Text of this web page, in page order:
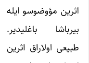
اثرین مؤوضوسو ایله
بیرباشا باغلیدیر.
طبیعی اولاراق اثرین